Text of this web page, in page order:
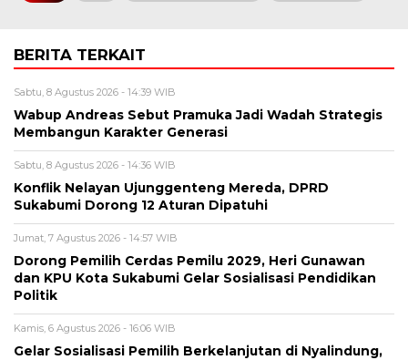
BERITA TERKAIT
Sabtu, 8 Agustus 2026 - 14:39 WIB
Wabup Andreas Sebut Pramuka Jadi Wadah Strategis
Membangun Karakter Generasi ‎
Sabtu, 8 Agustus 2026 - 14:36 WIB
Konflik Nelayan Ujunggenteng Mereda, DPRD
Sukabumi Dorong 12 Aturan Dipatuhi
Jumat, 7 Agustus 2026 - 14:57 WIB
Dorong Pemilih Cerdas Pemilu 2029, Heri Gunawan
dan KPU Kota Sukabumi Gelar Sosialisasi Pendidikan
Politik
Kamis, 6 Agustus 2026 - 16:06 WIB
Gelar Sosialisasi Pemilih Berkelanjutan di Nyalindung,